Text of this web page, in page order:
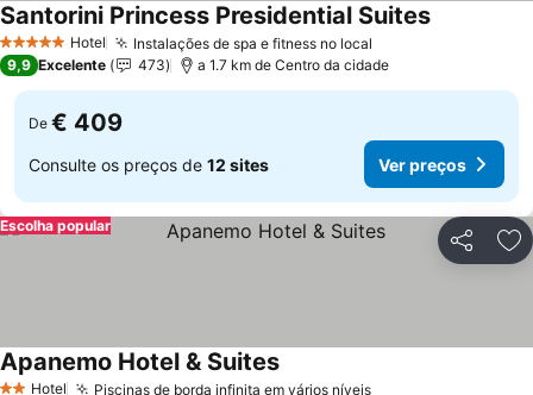
5 Estrelas Hotel Instalações de spa e fitness no local
Santorini Princess Presidential SuitesVer preços
9,9 Excelente 473 a 1.7 km de Centro da cidade
De € 409
Consulte os preços de 12 sites Ver preços
Partilhar
Escolha popular
Hotel Piscinas de borda infinita em vários níveis
Apanemo Hotel & SuitesVer preços